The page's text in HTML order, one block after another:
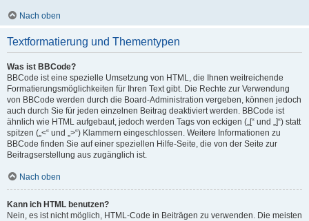
Nach oben
Textformatierung und Thementypen
Was ist BBCode?
BBCode ist eine spezielle Umsetzung von HTML, die Ihnen weitreichende
Formatierungsmöglichkeiten für Ihren Text gibt. Die Rechte zur Verwendung
von BBCode werden durch die Board-Administration vergeben, können jedoch
auch durch Sie für jeden einzelnen Beitrag deaktiviert werden. BBCode ist
ähnlich wie HTML aufgebaut, jedoch werden Tags von eckigen („[“ und „]“) statt
spitzen („<“ und „>“) Klammern eingeschlossen. Weitere Informationen zu
BBCode finden Sie auf einer speziellen Hilfe-Seite, die von der Seite zur
Beitragserstellung aus zugänglich ist.
Nach oben
Kann ich HTML benutzen?
Nein, es ist nicht möglich, HTML-Code in Beiträgen zu verwenden. Die meisten